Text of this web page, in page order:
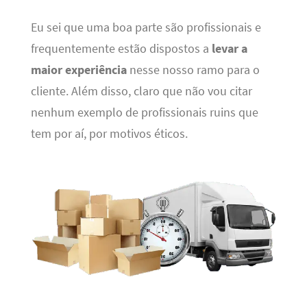
Eu sei que uma boa parte são profissionais e
frequentemente estão dispostos a levar a
maior experiêncianesse nosso ramo para o
cliente. Além disso, claro que não vou citar
nenhum exemplo de profissionais ruins que
tem por aí, por motivos éticos.